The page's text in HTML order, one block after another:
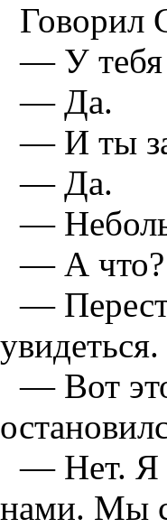
Говорил
— У тебя
— Да.
— И ты
— Да.
—
— А что?
—
— Вот
— Нет. Я
нами. Мы